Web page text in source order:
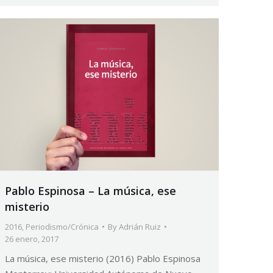
Pablo Espinosa – La música, ese
misterio
2016, Periodismo/Crónica ByAdrián Ruiz
26 enero, 2017
La música, ese misterio (2016) Pablo Espinosa